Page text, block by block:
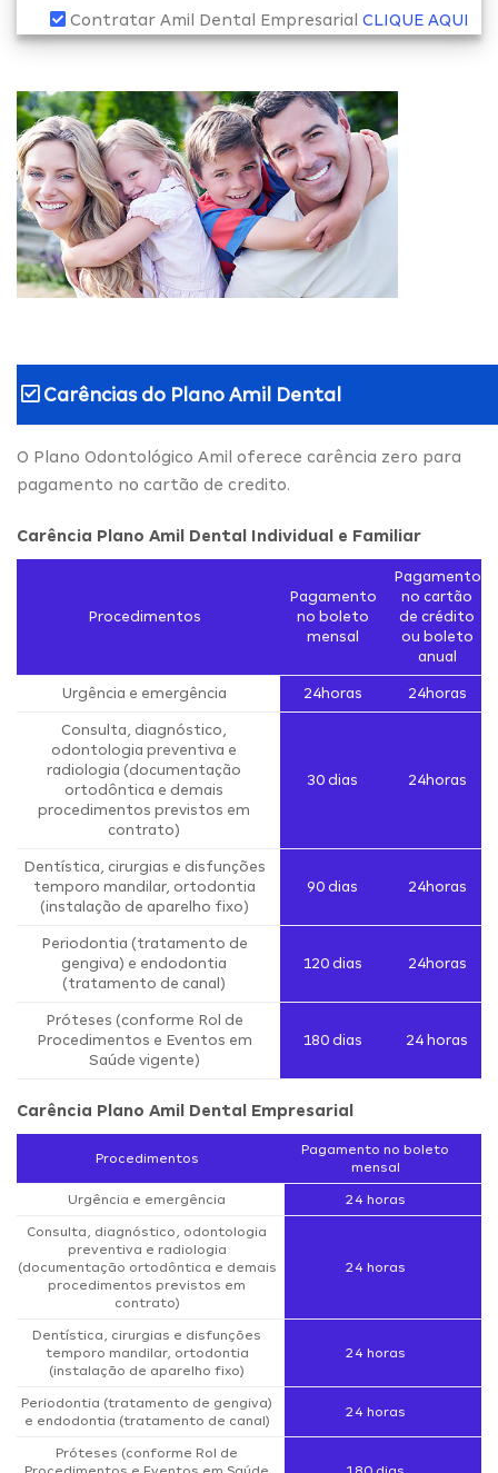
Contratar Amil Dental Empresarial CLIQUE AQUI
Carências do Plano Amil Dental
O Plano Odontológico Amil oferece carência zero para
pagamento no cartão de credito.
Carência Plano Amil Dental Individual e Familiar
Procedimentos
Pagamento
no boleto
mensal
Pagamento
no cartão
de crédito
ou boleto
anual
Urgência e emergência 24horas 24horas
Consulta, diagnóstico,
odontologia preventiva e
radiologia (documentação
ortodôntica e demais
procedimentos previstos em
contrato)
30 dias 24horas
Dentística, cirurgias e disfunções
temporo mandilar, ortodontia
(instalação de aparelho fixo)
90 dias 24horas
Periodontia (tratamento de
gengiva) e endodontia
(tratamento de canal)
120 dias 24horas
Próteses (conforme Rol de
Procedimentos e Eventos em
Saúde vigente)
180 dias 24 horas
Carência Plano Amil Dental Empresarial
Procedimentos
Pagamento no boleto
mensal
Urgência e emergência 24 horas
Consulta, diagnóstico, odontologia
preventiva e radiologia
(documentação ortodôntica e demais
procedimentos previstos em
contrato)
24 horas
Dentística, cirurgias e disfunções
temporo mandilar, ortodontia
(instalação de aparelho fixo)
24 horas
Periodontia (tratamento de gengiva)
e endodontia (tratamento de canal)
24 horas
Próteses (conforme Rol de